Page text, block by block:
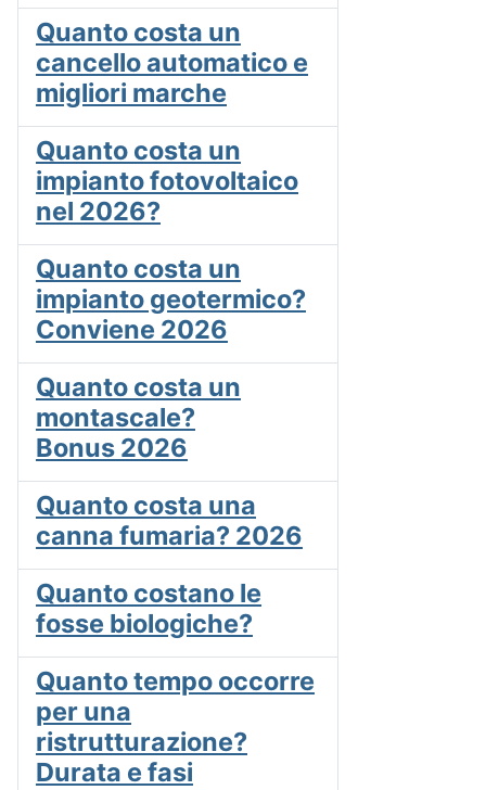
Quanto costa un
cancello automatico e
migliori marche
Quanto costa un
impianto fotovoltaico
nel 2026?
Quanto costa un
impianto geotermico?
Conviene 2026
Quanto costa un
montascale?
Bonus 2026
Quanto costa una
canna fumaria? 2026
Quanto costano le
fosse biologiche?
Quanto tempo occorre
per una
ristrutturazione?
Durata e fasi